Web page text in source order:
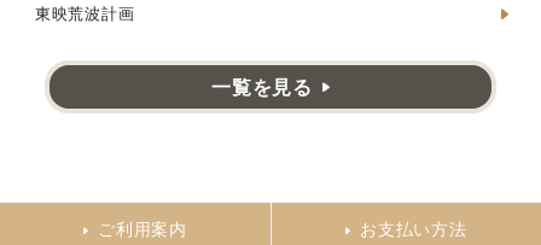
東映荒波計画
一覧を見る
ご利用案内 お支払い方法